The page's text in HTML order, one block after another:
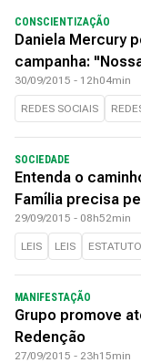
CONSCIENTIZAÇÃO
Daniela Mercury
campanha:
30/09/2015 - 12h04min
REDES SOCIAIS
SOCIEDADE
Entenda o
Família precisa
29/09/2015 - 08h52min
LEIS LEIS
MANIFESTAÇÃO
Grupo promove
Redenção
27/09/2015 - 23h15min